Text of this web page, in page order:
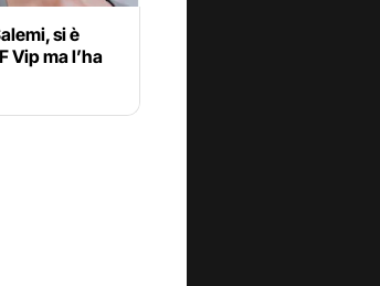
si è
Vip ma l’ha